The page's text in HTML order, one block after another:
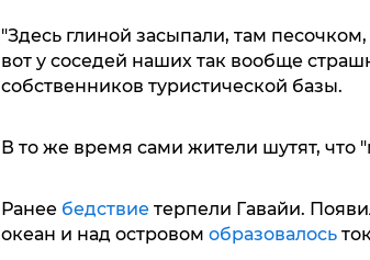
"Здесь глиной засыпали, там
вот у соседей наших так вообще
собственников туристической базы.
В то же время сами жители шутят,
Ранее бедствиетерпели Гавайи.
океан и над островом образовалось